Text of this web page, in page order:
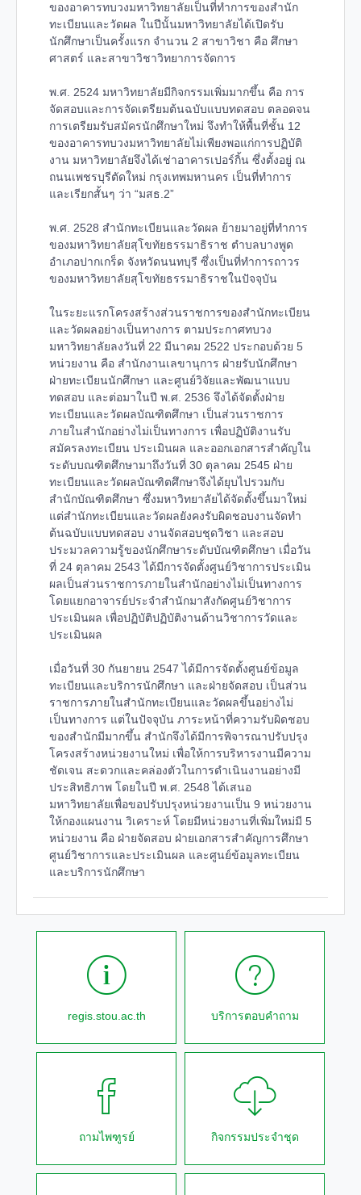
ของอาคารทบวงมหาวิทยาลัยเป็นที่ทำการของสำนัก
ทะเบียนและวัดผล ในปีนั้นมหาวิทยาลัยได้เปิดรับ
นักศึกษาเป็นครั้งแรก จำนวน 2 สาขาวิชา คือ ศึกษา
ศาสตร์ และสาขาวิชาวิทยาการจัดการ
พ.ศ. 2524 มหาวิทยาลัยมีกิจกรรมเพิ่มมากขึ้น คือ การ
จัดสอบและการจัดเตรียมต้นฉบับแบบทดสอบ ตลอดจน
การเตรียมรับสมัครนักศึกษาใหม่ จึงทำให้พื้นที่ชั้น 12
ของอาคารทบวงมหาวิทยาลัยไม่เพียงพอแก่การปฏิบัติ
งาน มหาวิทยาลัยจึงได้เช่าอาคารเปอร์กิ้น ซึ่งตั้งอยู่ ณ
ถนนเพชรบุรีตัดใหม่ กรุงเทพมหานคร เป็นที่ทำการ
และเรียกสั้นๆ ว่า “มสธ.2”
พ.ศ. 2528 สำนักทะเบียนและวัดผล ย้ายมาอยู่ที่ทำการ
ของมหาวิทยาลัยสุโขทัยธรรมาธิราช ตำบลบางพูด
อำเภอปากเกร็ด จังหวัดนนทบุรี ซึ่งเป็นที่ทำการถาวร
ของมหาวิทยาลัยสุโขทัยธรรมาธิราชในปัจจุบัน
ในระยะแรกโครงสร้างส่วนราชการของสำนักทะเบียน
และวัดผลอย่างเป็นทางการ ตามประกาศทบวง
มหาวิทยาลัยลงวันที่ 22 มีนาคม 2522 ประกอบด้วย 5
หน่วยงาน คือ สำนักงานเลขานุการ ฝ่ายรับนักศึกษา
ฝ่ายทะเบียนนักศึกษา และศูนย์วิจัยและพัฒนาแบบ
ทดสอบ และต่อมาในปี พ.ศ. 2536 จึงได้จัดตั้งฝ่าย
ทะเบียนและวัดผลบัณฑิตศึกษา เป็นส่วนราชการ
ภายในสำนักอย่างไม่เป็นทางการ เพื่อปฏิบัติงานรับ
สมัครลงทะเบียน ประเมินผล และออกเอกสารสำคัญใน
ระดับบณฑิตศึกษามาถึงวันที่ 30 ตุลาคม 2545 ฝ่าย
ทะเบียนและวัดผลบัณฑิตศึกษาจึงได้ยุบไปรวมกับ
สำนักบัณฑิตศึกษา ซึ่งมหาวิทยาลัยได้จัดตั้งขึ้นมาใหม่
แต่สำนักทะเบียนและวัดผลยังคงรับผิดชอบงานจัดทำ
ต้นฉบับแบบทดสอบ งานจัดสอบชุดวิชา และสอบ
ประมวลความรู้ของนักศึกษาระดับบัณฑิตศึกษา เมื่อวัน
ที่ 24 ตุลาคม 2543 ได้มีการจัดตั้งศูนย์วิชาการประเมิน
ผลเป็นส่วนราชการภายในสำนักอย่างไม่เป็นทางการ
โดยแยกอาจารย์ประจำสำนักมาสังกัดศูนย์วิชาการ
ประเมินผล เพื่อปฏิบัติปฏิบัติงานด้านวิชาการวัดและ
ประเมินผล
เมื่อวันที่ 30 กันยายน 2547 ได้มีการจัดตั้งศูนย์ข้อมูล
ทะเบียนและบริการนักศึกษา และฝ่ายจัดสอบ เป็นส่วน
ราชการภายในสำนักทะเบียนและวัดผลขึ้นอย่างไม่
เป็นทางการ แต่ในปัจจุบัน ภาระหน้าที่ความรับผิดชอบ
ของสำนักมีมากขึ้น สำนักจึงได้มีการพิจารณาปรับปรุง
โครงสร้างหน่วยงานใหม่ เพื่อให้การบริหารงานมีความ
ชัดเจน สะดวกและคล่องตัวในการดำเนินงานอย่างมี
ประสิทธิภาพ โดยในปี พ.ศ. 2548 ได้เสนอ
มหาวิทยาลัยเพื่อขอปรับปรุงหน่วยงานเป็น 9 หน่วยงาน
ให้กองแผนงาน วิเคราะห์ โดยมีหน่วยงานที่เพิ่มใหม่มี 5
หน่วยงาน คือ ฝ่ายจัดสอบ ฝ่ายเอกสารสำคัญการศึกษา
ศูนย์วิชาการและประเมินผล และศูนย์ข้อมูลทะเบียน
และบริการนักศึกษา
regis.stou.ac.th บริการตอบคำถาม
ถามไพฑูรย์ กิจกรรมประจำชุด